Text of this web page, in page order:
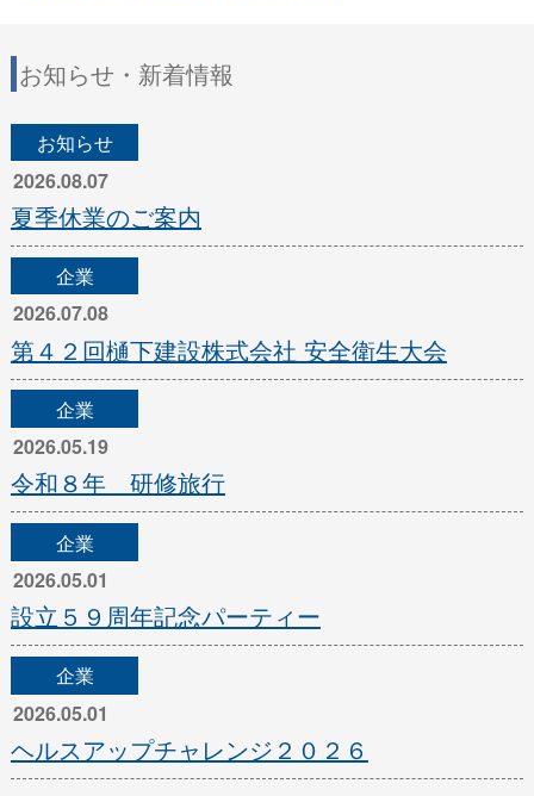
お知らせ・新着情報
お知らせ
2026.08.07
夏季休業のご案内
企業
2026.07.08
第４２回樋下建設株式会社 安全衛生大会
企業
2026.05.19
令和８年 研修旅行
企業
2026.05.01
設立５９周年記念パーティー
企業
2026.05.01
ヘルスアップチャレンジ２０２６